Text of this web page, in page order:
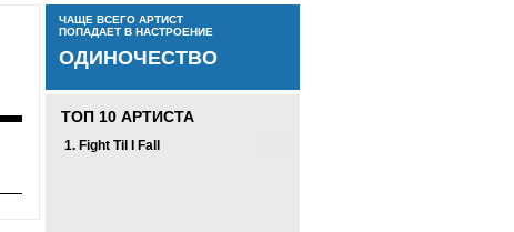
ЧАЩЕ ВСЕГО АРТИСТ
ПОПАДАЕТ В НАСТРОЕНИЕ
ОДИНОЧЕСТВО
ТОП 10 АРТИСТА
1. Fight Til I Fall